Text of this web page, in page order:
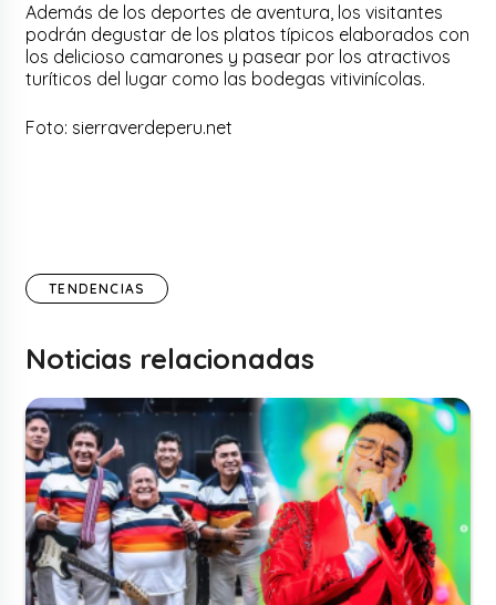
Además de los deportes de aventura, los visitantes
podrán degustar de los platos típicos elaborados con
los delicioso camarones y pasear por los atractivos
turíticos del lugar como las bodegas vitivinícolas.
Foto: sierraverdeperu.net
TENDENCIAS
Noticias relacionadas